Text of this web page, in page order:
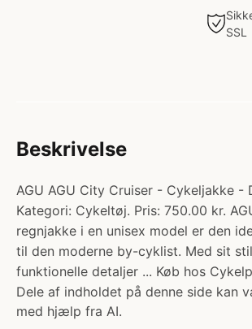
SSL
Beskrivelse
AGU AGU City Cruiser - Cykeljakke -
Kategori: Cykeltøj. Pris: 750.00 kr.
regnjakke i en unisex model er den
til den moderne by-cyklist. Med sit
funktionelle detaljer ... Køb hos
Dele af indholdet på denne side kan
med hjælp fra AI.